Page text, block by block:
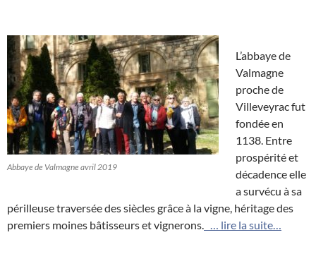
Abbaye de Valmagne avril 2019
L’abbaye de
Valmagne
proche de
Villeveyrac fut
fondée en
1138. Entre
prospérité et
décadence elle
a survécu à sa
périlleuse traversée des siècles grâce à la vigne, héritage des
premiers moines bâtisseurs et vignerons. … lire la suite…